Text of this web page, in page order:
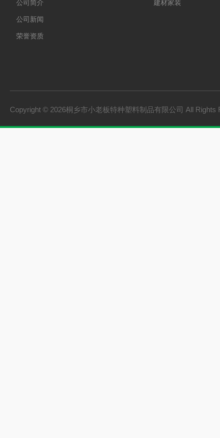
公司简介
公司新闻
荣誉资质
建材家装
Copyright © 2026桐乡市小老板特种塑料制品有限公司 All